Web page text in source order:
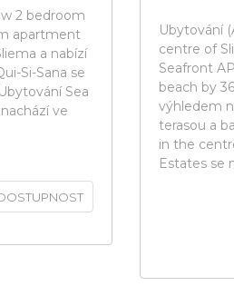
2 bedroom
apartment
a nabízí
Si-Sana se
Sea
ve
Ubytování
centre of
Seafront
beach by
výhledem
terasou a
in the
Estates se